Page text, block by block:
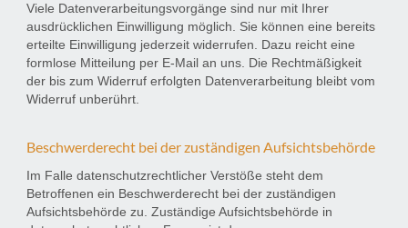
Viele Datenverarbeitungsvorgänge sind nur mit Ihrer
ausdrücklichen Einwilligung möglich. Sie können eine bereits
erteilte Einwilligung jederzeit widerrufen. Dazu reicht eine
formlose Mitteilung per E-Mail an uns. Die Rechtmäßigkeit
der bis zum Widerruf erfolgten Datenverarbeitung bleibt vom
Widerruf unberührt.
Beschwerderecht bei der zuständigen Aufsichtsbehörde
Im Falle datenschutzrechtlicher Verstöße steht dem
Betroffenen ein Beschwerderecht bei der zuständigen
Aufsichtsbehörde zu. Zuständige Aufsichtsbehörde in